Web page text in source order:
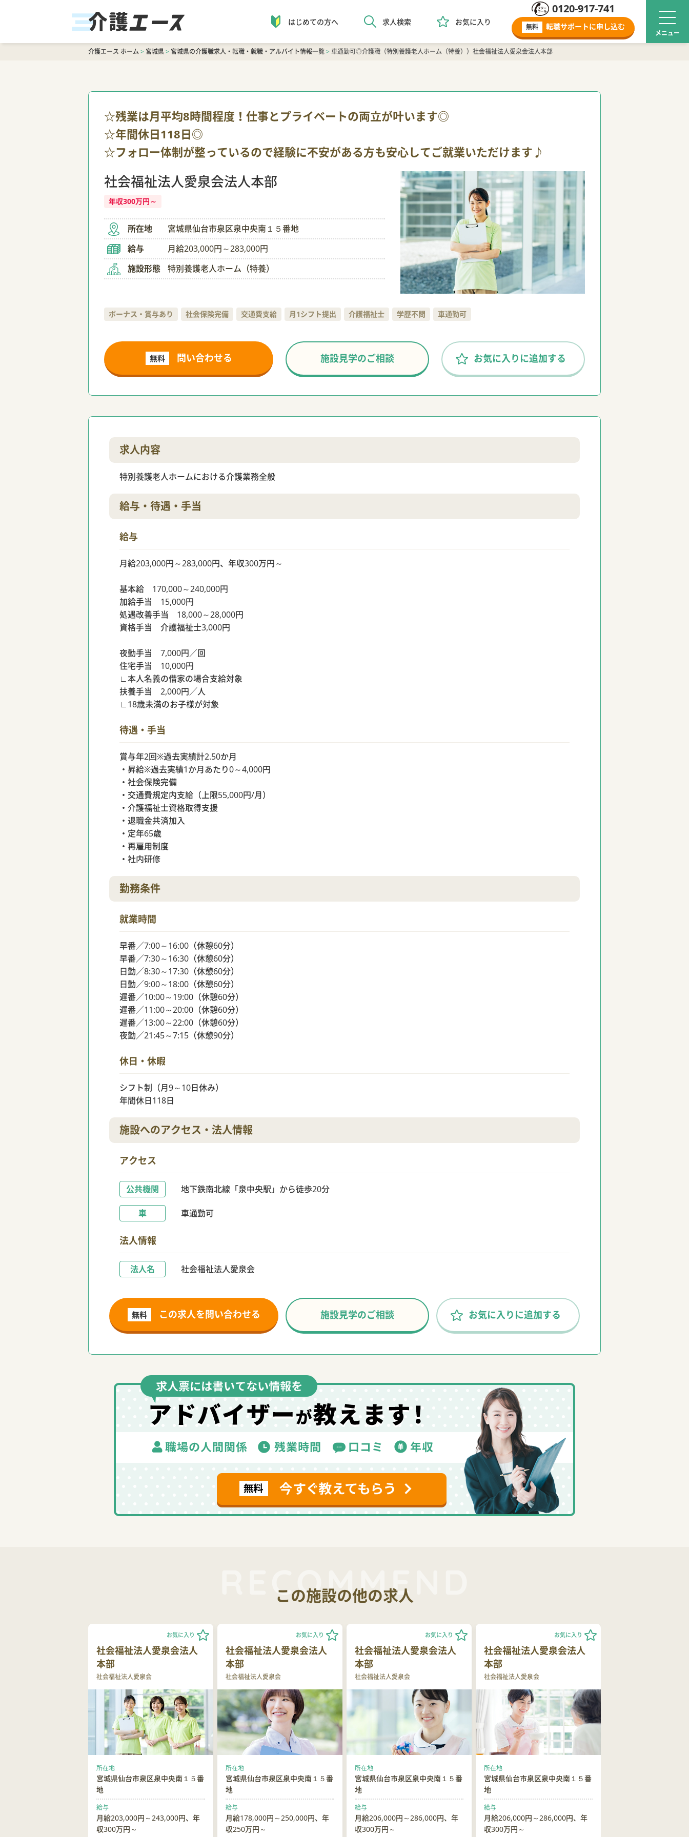
はじめての方へ 求人検索 お気に入り
0120-917-741
無料 転職サポートに申し込む
介護エース ホーム> 宮城県> 宮城県の介護職求人・転職・就職・アルバイト情報一覧>車通勤可◎介護職（特別養護老人ホーム（特養））社会福祉法人愛泉会法人本部
☆残業は月平均8時間程度！仕事とプライベートの両立が叶います◎
☆年間休日118日◎
☆フォロー体制が整っているので経験に不安がある方も安心してご就業いただけます♪
社会福祉法人愛泉会法人本部
年収300万円～
所在地
宮城県仙台市泉区泉中央南１５番地
給与
月給203,000円～283,000円
施設形態
特別養護老人ホーム（特養）
ボーナス・賞与あり 社会保険完備 交通費支給 月1シフト提出 介護福祉士 学歴不問 車通勤可
無料 問い合わせる 施設見学のご相談 お気に入りに追加する
求人内容
特別養護老人ホームにおける介護業務全般
給与・待遇・手当
給与
月給203,000円～283,000円、年収300万円～
基本給 170,000～240,000円
加給手当 15,000円
処遇改善手当 18,000～28,000円
資格手当 介護福祉士3,000円
夜勤手当 7,000円／回
住宅手当 10,000円
∟本人名義の借家の場合支給対象
扶養手当 2,000円／人
∟18歳未満のお子様が対象
待遇・手当
賞与年2回※過去実績計2.50か月
・昇給※過去実績1か月あたり0～4,000円
・社会保険完備
・交通費規定内支給（上限55,000円/月）
・介護福祉士資格取得支援
・退職金共済加入
・定年65歳
・再雇用制度
・社内研修
勤務条件
就業時間
早番／7:00～16:00（休憩60分）
早番／7:30～16:30（休憩60分）
日勤／8:30～17:30（休憩60分）
日勤／9:00～18:00（休憩60分）
遅番／10:00～19:00（休憩60分）
遅番／11:00～20:00（休憩60分）
遅番／13:00～22:00（休憩60分）
夜勤／21:45～7:15（休憩90分）
休日・休暇
シフト制（月9～10日休み）
年間休日118日
施設へのアクセス・法人情報
アクセス
公共機関 地下鉄南北線「泉中央駅」から徒歩20分
車 車通勤可
法人情報
法人名 社会福祉法人愛泉会
無料 この求人を問い合わせる 施設見学のご相談 お気に入りに追加する
この施設の他の求人
社会福祉法人愛泉会法人
本部
社会福祉法人愛泉会
お気に入り
所在地
宮城県仙台市泉区泉中央南１５番
地
給与
月給203,000円～243,000円、年
収300万円～
社会福祉法人愛泉会法人
本部
社会福祉法人愛泉会
お気に入り
所在地
宮城県仙台市泉区泉中央南１５番
地
給与
月給178,000円～250,000円、年
収250万円～
社会福祉法人愛泉会法人
本部
社会福祉法人愛泉会
お気に入り
所在地
宮城県仙台市泉区泉中央南１５番
地
給与
月給206,000円～286,000円、年
収300万円～
社会福祉法人愛泉会法人
本部
社会福祉法人愛泉会
お気に入り
所在地
宮城県仙台市泉区泉中央南１５番
地
給与
月給206,000円～286,000円、年
収300万円～